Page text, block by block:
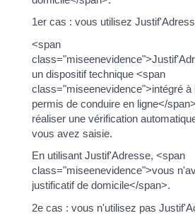
1er cas : vous utilisez
<span
un dispositif technique <span
class="miseenevidence">intégré à
permis de conduire en ligne</
réaliser une vérification
vous avez saisie.
En utilisant Justif'Adresse, <span
class="miseenevidence">vous
justificatif de domicile</span>.
2e cas : vous n'utilisez pas